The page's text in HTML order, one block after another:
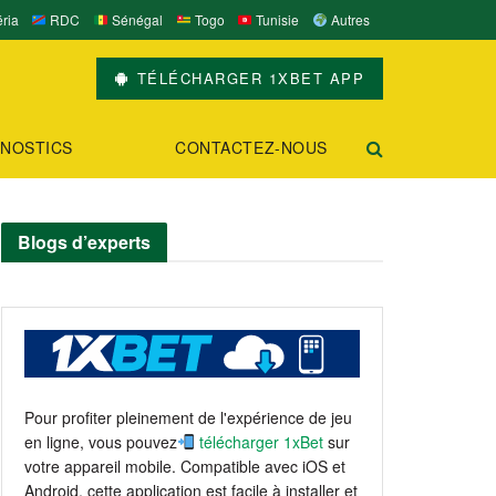
RDC Sénégal Togo Tunisie Autres
TÉLÉCHARGER 1XBET APP
CONTACTEZ-NOUS
Blogs d’experts
Pour profiter pleinement de l'expérience de jeu
en ligne, vous pouvez
télécharger 1xBet sur
votre appareil mobile. Compatible avec iOS et
Android, cette application est facile à installer et